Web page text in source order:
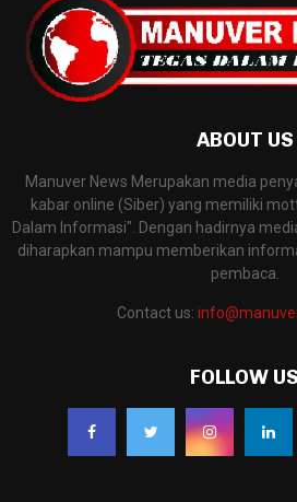
ABOUT US
Manuver News Merupakan media
kabar online (Siber) yang memiliki
Dalam Informasi". Dengan hadirnya
diharapkan mampu memberikan
pembaca.
Contact us:
FOLLOW US